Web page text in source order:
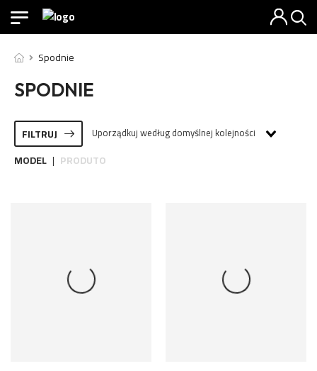
Spodnie
SPODNIE
FILTRUJ Uporządkuj według domyślnej kolejności
MODEL | PRODUTO